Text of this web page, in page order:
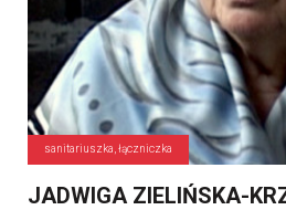
sanitariuszka, łączniczka
JADWIGA ZIELIŃSKA-